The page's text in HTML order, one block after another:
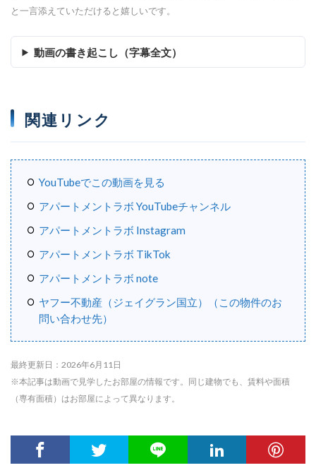
と一言添えていただけると嬉しいです。
動画の書き起こし（字幕全文）
関連リンク
YouTubeでこの動画を見る
アパートメントラボ YouTubeチャンネル
アパートメントラボ Instagram
アパートメントラボ TikTok
アパートメントラボ note
ヤフー不動産（ジェイグラン国立）（この物件のお
問い合わせ先）
最終更新日：2026年6月11日
※本記事は動画で見学したお部屋の情報です。同じ建物でも、賃料や面積
（専有面積）はお部屋によって異なります。